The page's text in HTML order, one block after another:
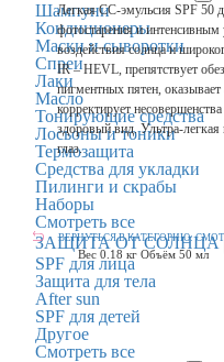
Шампуни
Кондиционеры
Маски и сыворотки
Спреи
Лаки
Масло
Тонирующие средства
Лосьоны и тоники
Термозащита
Средства для укладки
Пилинги и скрабы
Наборы
Смотреть все
ЗАЩИТА ОТ СОЛНЦА
SPF для лица
Защита для тела
After sun
SPF для детей
Другое
Смотреть все
Легкая СС-эмульсия SPF 50
фотостарения и
воздействия солнца и
IR – HEVL, препятствует
пигментных пятен, оказывает
корректирует
здоровый вид. Ультра-легкая
глаз.
ВЕРНУТЬСЯ В КАТЕГОРИЮ:
Вес 0.18 кг Объём 50 мл